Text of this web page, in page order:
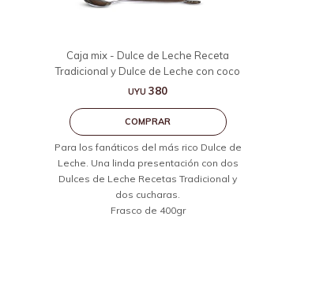
Caja mix - Dulce de Leche Receta
Tradicional y Dulce de Leche con coco
UYU 380
Para los fanáticos del más rico Dulce de
Leche. Una linda presentación con dos
Dulces de Leche Recetas Tradicional y
dos cucharas.
Frasco de 400gr